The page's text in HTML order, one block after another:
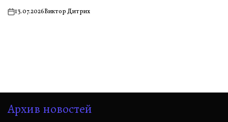
on13.07.2026Виктор Дитрих
Архив новостей